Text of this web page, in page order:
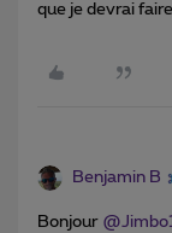
que je devrai
Benjamin B
Bonjour